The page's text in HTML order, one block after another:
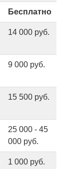
Бесплатно
14 000 руб.
9 000 руб.
15 500 руб.
25 000 - 45
000 руб.
1 000 руб.